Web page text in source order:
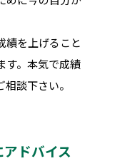
績を上げること
す。本気で成績
談下さい。
ドバイス